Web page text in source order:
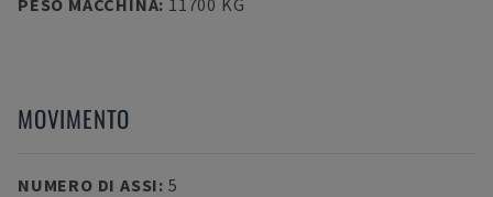
PESO MACCHINA: 11700 KG
MOVIMENTO
NUMERO DI ASSI: 5